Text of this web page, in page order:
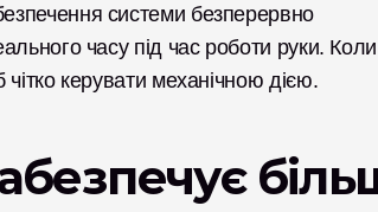
системи безперервно
часу під час роботи руки. Коли
керувати механічною дією.